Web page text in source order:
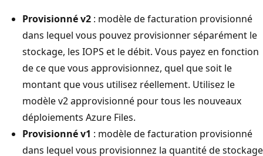
Provisionné v2 : modèle de facturation provisionné
dans lequel vous pouvez provisionner séparément le
stockage, les IOPS et le débit. Vous payez en fonction
de ce que vous approvisionnez, quel que soit le
montant que vous utilisez réellement. Utilisez le
modèle v2 approvisionné pour tous les nouveaux
déploiements Azure Files.
Provisionné v1 : modèle de facturation provisionné
dans lequel vous provisionnez la quantité de stockage